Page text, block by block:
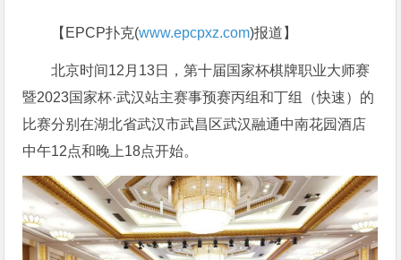
【EPCP扑克(www.epcpxz.com)报道】
北京时间12月13日，第十届国家杯棋牌职业大师赛
暨2023国家杯·武汉站主赛事预赛丙组和丁组（快速）的
比赛分别在湖北省武汉市武昌区武汉融通中南花园酒店
中午12点和晚上18点开始。